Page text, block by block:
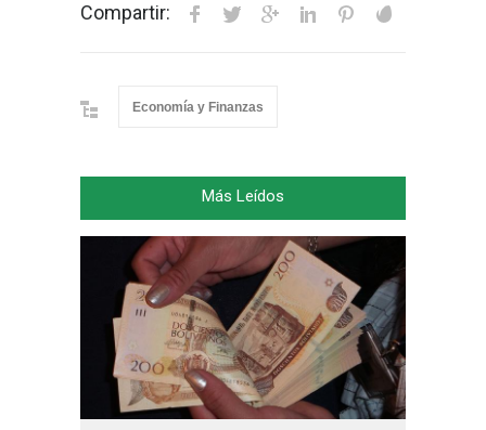
Compartir:
Economía y Finanzas
Más Leídos